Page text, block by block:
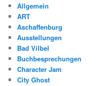
Allgemein
ART
Aschaffenburg
Ausstellungen
Bad Vilbel
Buchbesprechungen
Character Jam
City Ghost